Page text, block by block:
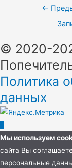
Навигация
←
© 2020-
Политика
данных
наверх
Мы используем
сайта Вы
персональные